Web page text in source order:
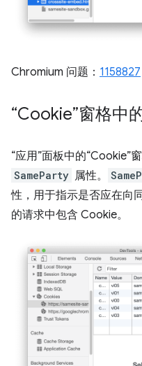
Chromium 问题： 1158827
“Cookie”窗格中
“应用”面板中的“Cookie”
SameParty 属性。
性，用于指示是否应在向
的请求中包含 Cookie。